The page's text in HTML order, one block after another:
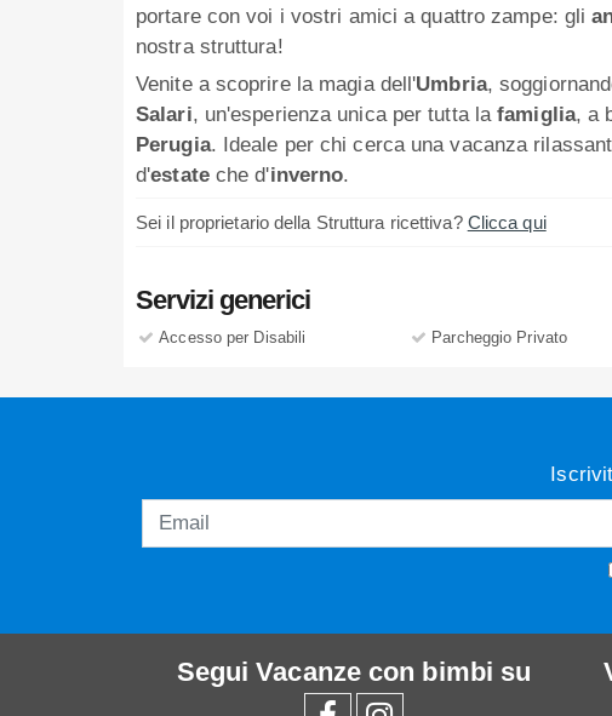
portare con voi i vostri amici a quattro zampe: gli
nostra struttura!
Venite a scoprire la magia dell'Umbria,
Salari, un'esperienza unica per tutta lafamiglia, a
Perugia. Ideale per chi cerca una vacanza
d'estateche d'inverno.
Sei il proprietario della Struttura ricettiva? Clicca qui
Servizi generici
Accesso per Disabili Parcheggio Privato
SeguiVacanze con bimbi su